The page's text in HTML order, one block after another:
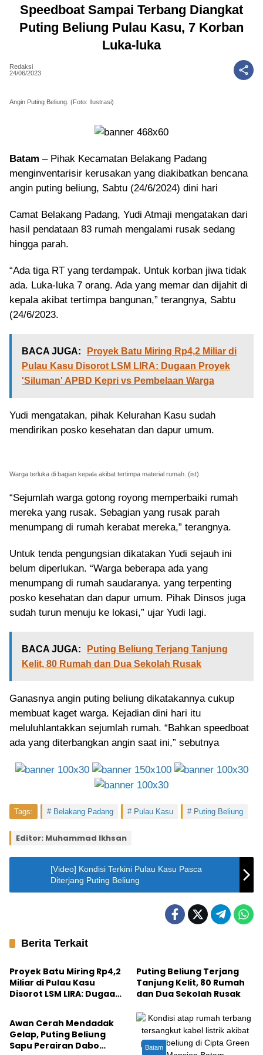
Speedboat Sampai Terbang Diangkat
Puting Beliung Pulau Kasu, 7 Korban
Luka-luka
Redaksi
24/06/2023
Angin Puting Beliung. (Foto: Ilustrasi)
Batam – Pihak Kecamatan Belakang Padang
menginventarisir kerusakan yang diakibatkan bencana
angin puting beliung, Sabtu (24/6/2024) dini hari
Camat Belakang Padang, Yudi Atmaji mengatakan dari
hasil pendataan 83 rumah mengalami rusak sedang
hingga parah.
“Ada tiga RT yang terdampak. Untuk korban jiwa tidak
ada. Luka-luka 7 orang. Ada yang memar dan dijahit di
kepala akibat tertimpa bangunan,” terangnya, Sabtu
(24/6/2023.
BACA JUGA:
Proyek Batu Miring Rp4,2 Miliar di
Pulau Kasu Disorot LSM LIRA: Dugaan Proyek
'Siluman' APBD Kepri vs Pembelaan Warga
Yudi mengatakan, pihak Kelurahan Kasu sudah
mendirikan posko kesehatan dan dapur umum.
Warga terluka di bagian kepala akibat tertimpa material rumah. (ist)
“Sejumlah warga gotong royong memperbaiki rumah
mereka yang rusak. Sebagian yang rusak parah
menumpang di rumah kerabat mereka,” terangnya.
Untuk tenda pengungsian dikatakan Yudi sejauh ini
belum diperlukan. “Warga beberapa ada yang
menumpang di rumah saudaranya. yang terpenting
posko kesehatan dan dapur umum. Pihak Dinsos juga
sudah turun menuju ke lokasi,” ujar Yudi lagi.
BACA JUGA:
Puting Beliung Terjang Tanjung
Kelit, 80 Rumah dan Dua Sekolah Rusak
Ganasnya angin puting beliung dikatakannya cukup
membuat kaget warga. Kejadian dini hari itu
meluluhlantakkan sejumlah rumah. “Bahkan speedboat
ada yang diterbangkan angin saat ini,” sebutnya
Tags: Belakang Padang Pulau Kasu Puting Beliung
Editor: Muhammad Ikhsan
[Video] Kondisi Terkini Pulau Kasu Pasca
Diterjang Puting Beliung
Berita Terkait
Batam
Proyek Batu Miring Rp4,2
Miliar di Pulau Kasu
Disorot LSM LIRA: Dugaan
Warga
Puting Beliung Terjang
Tanjung Kelit, 80 Rumah
dan Dua Sekolah Rusak
Lingga
Awan Cerah Mendadak
Gelap, Puting Beliung
Sapu Perairan Dabo
Batam